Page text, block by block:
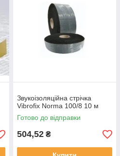
Звукоізоляційна стрічка
Vibrofix Norma 100/8 10 м
Готово до відправки
504,52 ₴